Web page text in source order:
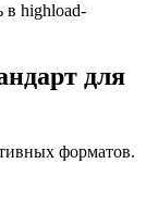
в highload-
для
форматов.